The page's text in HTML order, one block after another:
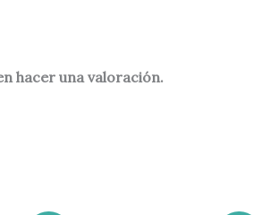
hacer una valoración.